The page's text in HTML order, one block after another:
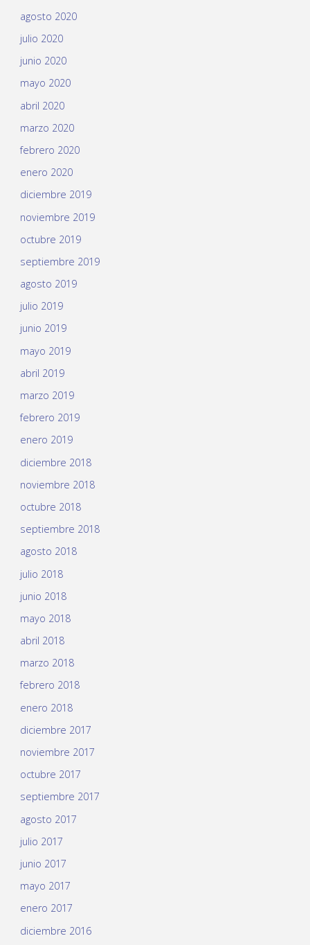
agosto 2020
julio 2020
junio 2020
mayo 2020
abril 2020
marzo 2020
febrero 2020
enero 2020
diciembre 2019
noviembre 2019
octubre 2019
septiembre 2019
agosto 2019
julio 2019
junio 2019
mayo 2019
abril 2019
marzo 2019
febrero 2019
enero 2019
diciembre 2018
noviembre 2018
octubre 2018
septiembre 2018
agosto 2018
julio 2018
junio 2018
mayo 2018
abril 2018
marzo 2018
febrero 2018
enero 2018
diciembre 2017
noviembre 2017
octubre 2017
septiembre 2017
agosto 2017
julio 2017
junio 2017
mayo 2017
enero 2017
diciembre 2016